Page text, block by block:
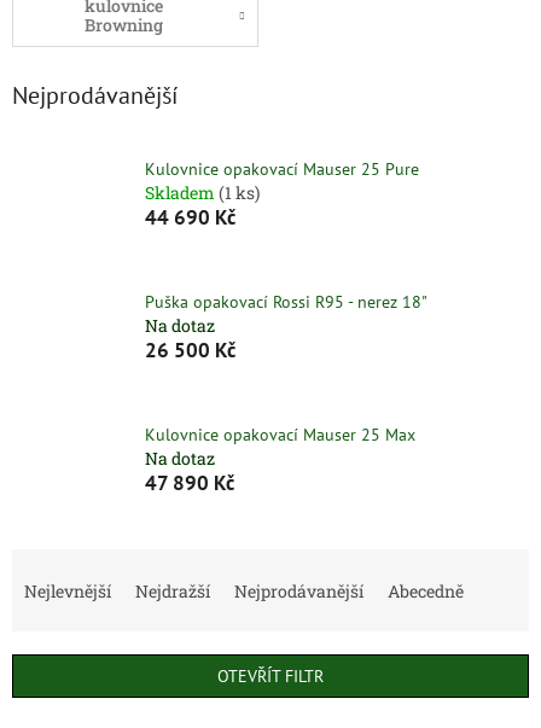
kulovnice
Browning
Nejprodávanější
Kulovnice opakovací Mauser 25 Pure
Skladem (1 ks)
44 690 Kč
Puška opakovací Rossi R95 - nerez 18"
Na dotaz
26 500 Kč
Kulovnice opakovací Mauser 25 Max
Na dotaz
47 890 Kč
í
Nejlevnější Nejdražší Nejprodávanější Abecedně
OTEVŘÍT FILTR